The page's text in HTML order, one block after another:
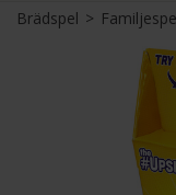
Brädspel>